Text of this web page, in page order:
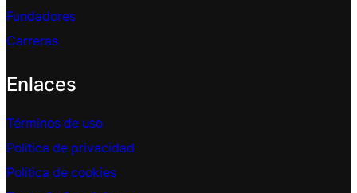
Fundadores
Carreras
Enlaces
Términos de uso
Política de privacidad
Política de cookies